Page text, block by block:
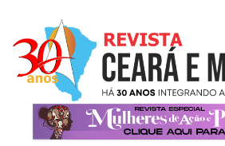
conteúdo